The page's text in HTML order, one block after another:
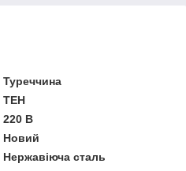
Туреччина
ТЕН
220 В
Новий
Нержавіюча сталь